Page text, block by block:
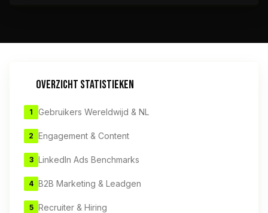
OVERZICHT STATISTIEKEN
1 Gebruikers Wereldwijd & NL
2 Engagement & Content
3 LinkedIn Ads Benchmarks
4 B2B Marketing & Leadgen
5 Recruiter & Hiring